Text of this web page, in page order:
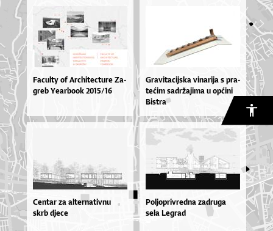
Fa­cul­ty of Ar­chi­te­ctu­re Za­
greb Ye­ar­bo­ok 2015/16
Gra­vi­ta­cij­ska vi­na­ri­ja s pra­
te­ćim sa­dr­ža­ji­ma u op­ći­ni
Bis­tra
Centar za alternativnu
skrb djece
Poljoprivredna zadruga
sela Legrad